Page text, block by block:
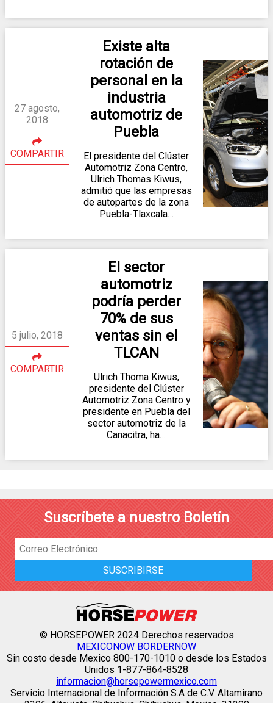
27 agosto,
2018
COMPARTIR
Existe alta
rotación de
personal en la
industria
automotriz de
Puebla
El presidente del Clúster
Automotriz Zona Centro,
Ulrich Thomas Kiwus,
admitió que las empresas
de autopartes de la zona
Puebla-Tlaxcala…
5 julio, 2018
COMPARTIR
El sector
automotriz
podría perder
70% de sus
ventas sin el
TLCAN
Ulrich Thoma Kiwus,
presidente del Clúster
Automotriz Zona Centro y
presidente en Puebla del
sector automotriz de la
Canacitra, ha…
Suscríbete a nuestro Boletín
© HORSEPOWER 2024 Derechos reservados
MEXICONOW BORDERNOW
Sin costo desde Mexico 800-170-1010 o desde los Estados
Unidos 1-877-864-8528
informacion@horsepowermexico.com
Servicio Internacional de Información S.A de C.V. Altamirano